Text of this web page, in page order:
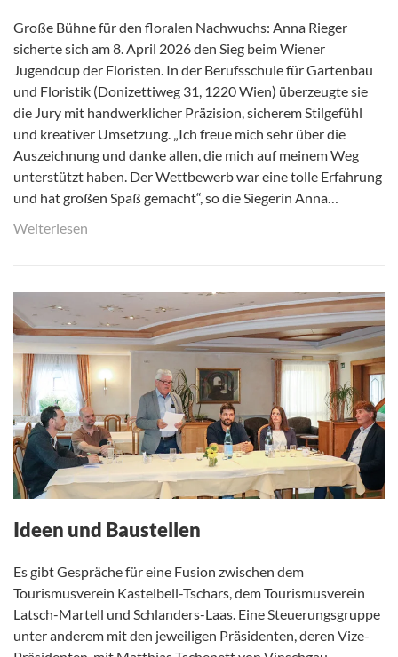
Große Bühne für den floralen Nachwuchs: Anna Rieger
sicherte sich am 8. April 2026 den Sieg beim Wiener
Jugendcup der Floristen. In der Berufsschule für Gartenbau
und Floristik (Donizettiweg 31, 1220 Wien) überzeugte sie
die Jury mit handwerklicher Präzision, sicherem Stilgefühl
und kreativer Umsetzung. „Ich freue mich sehr über die
Auszeichnung und danke allen, die mich auf meinem Weg
unterstützt haben. Der Wettbewerb war eine tolle Erfahrung
und hat großen Spaß gemacht“, so die Siegerin Anna…
Weiterlesen
Ideen und Baustellen
Es gibt Gespräche für eine Fusion zwischen dem
Tourismusverein Kastelbell-Tschars, dem Tourismusverein
Latsch-Martell und Schlanders-Laas. Eine Steuerungsgruppe
unter anderem mit den jeweiligen Präsidenten, deren Vize-